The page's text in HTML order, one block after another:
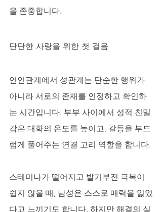
을 존중합니다.
단단한 사랑을 위한 첫 걸음
연인관계에서 성관계는 단순한 행위가
아니라 서로의 존재를 인정하고 확인하
는 시간입니다. 부부 사이에서 성적 친밀
감은 대화의 온도를 높이고, 갈등을 부드
럽게 풀어주는 연결 고리 역할을 합니다.
스테미나가 떨어지고 발기부전 극복이
쉽지 않을 때, 남성은 스스로 매력을 잃었
다고 느끼기도 합니다. 하지만 해결의 실